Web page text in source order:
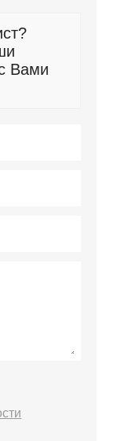
Вами